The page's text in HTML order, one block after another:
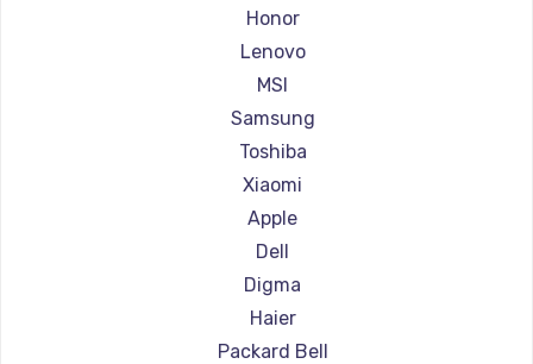
Ремонт ноутбуков Getac
Ремонт ноутбуков Epson
Ремонт ноутбуков Philips
Ремонт ноутбуков LG
Ремонт ноутбуков Panasonic
Ремонт ноутбуков Irbis
Ремонт ноутбуков Thunderobot
Ремонт ноутбуков Hasee
Ремонт ноутбуков ZTE
Ремонт ноутбуков Hiper
Ремонт ноутбуков Evga
Honor
Lenovo
MSI
Samsung
Toshiba
Xiaomi
Apple
Dell
Digma
Haier
Packard Bell